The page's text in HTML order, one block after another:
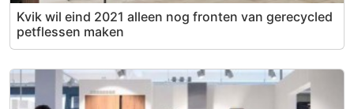
Kvik wil eind 2021 alleen nog fronten van gerecycled
petflessen maken